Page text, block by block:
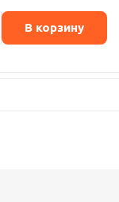
В корзину